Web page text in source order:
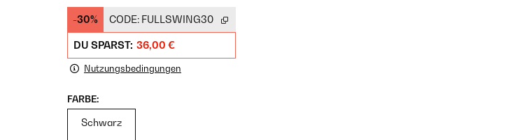
-30% CODE: FULLSWING30
DU SPARST: 36,00 €
Nutzungsbedingungen
FARBE:
Schwarz